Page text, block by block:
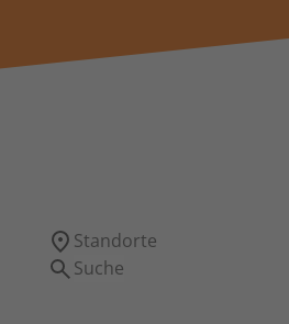
Standorte
Suche